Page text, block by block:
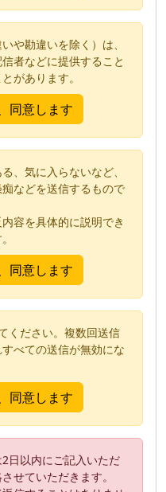
や勘違いを除く）は、
者などに提供すること
があります。
、気に入らないなど、
などを送信するもので
容を具体的に説明でき
ください。複数回送信
べての送信が無効にな
日以内にご記入いただ
せていただきます。